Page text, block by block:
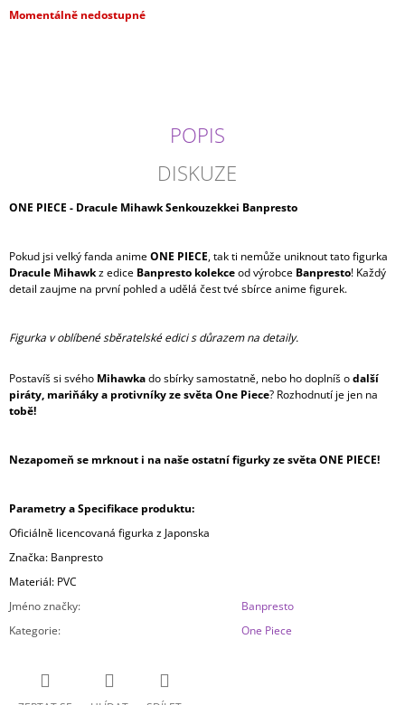
Měrná
Momentálně nedostupné
POPIS
DISKUZE
ONE PIECE - Dracule Mihawk Senkouzekkei Banpresto
Pokud jsi velký fanda animeONE PIECE, tak ti nemůže uniknout tato figurka
Dracule Mihawkz edice Banpresto kolekceod výrobce Banpresto! Každý
detail zaujme na první pohled a udělá čest tvé sbírce anime figurek.
Figurka v oblíbené sběratelské edici s důrazem na detaily.
Postavíš si svého Mihawkado sbírky samostatně, nebo ho doplníš odalší
piráty, mariňáky a protivníky ze světa One Piece? Rozhodnutí je jen na
tobě!
Nezapomeň se mrknout i na naše ostatní figurky ze světa ONE PIECE!
Parametry a Specifikace produktu:
Oficiálně licencovaná figurka z Japonska
Značka: Banpresto
Materiál: PVC
Jméno značky:
Banpresto
Kategorie: One Piece
DIARIES